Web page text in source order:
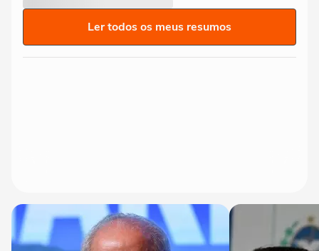
Ler todos os meus resumos